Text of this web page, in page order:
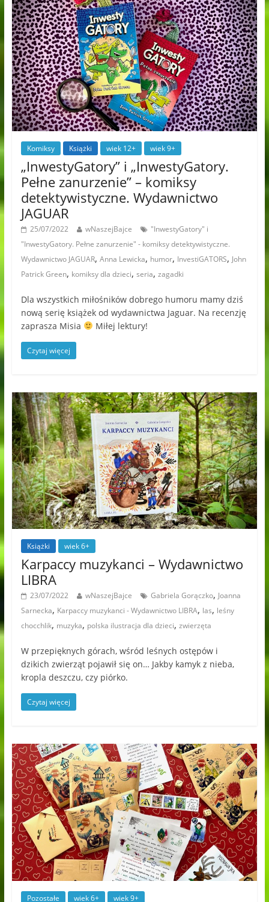
Komiksy Książki wiek 12+ wiek 9+
„InwestyGatory” i „InwestyGatory.
Pełne zanurzenie” – komiksy
detektywistyczne. Wydawnictwo
JAGUAR
25/07/2022 wNaszejBajce
"InwestyGatory" i
"InwestyGatory. Pełne zanurzenie" - komiksy detektywistyczne.
Wydawnictwo JAGUAR, Anna Lewicka, humor, InvestiGATORS, John
Patrick Green, komiksy dla dzieci, seria, zagadki
Dla wszystkich miłośników dobrego humoru mamy dziś
nową serię książek od wydawnictwa Jaguar. Na recenzję
zaprasza Misia
Miłej lektury!
Czytaj więcej
Książki wiek 6+
Karpaccy muzykanci – Wydawnictwo
LIBRA
23/07/2022 wNaszejBajce Gabriela Gorączko, Joanna
Sarnecka, Karpaccy muzykanci - Wydawnictwo LIBRA, las, leśny
chocchlik, muzyka, polska ilustracja dla dzieci, zwierzęta
W przepięknych górach, wśród leśnych ostępów i
dzikich zwierząt pojawił się on… Jakby kamyk z nieba,
kropla deszczu, czy piórko.
Czytaj więcej
Pozostałe wiek 6+ wiek 9+